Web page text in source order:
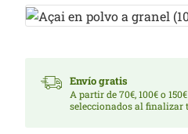
Envío gratis
A partir de 70€, 100€ o
seleccionados al finalizar